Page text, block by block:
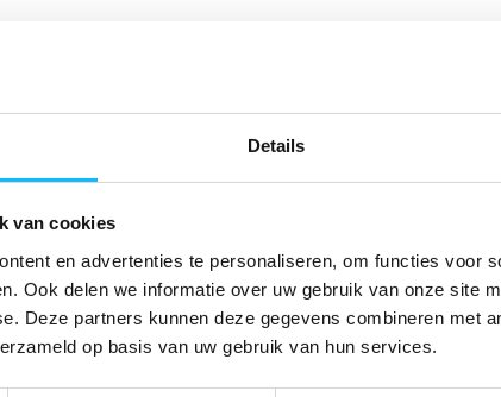
Details
van cookies
en advertenties te personaliseren, om functies voor
Ook delen we informatie over uw gebruik van onze site
Deze partners kunnen deze gegevens combineren met
op basis van uw gebruik van hun services.